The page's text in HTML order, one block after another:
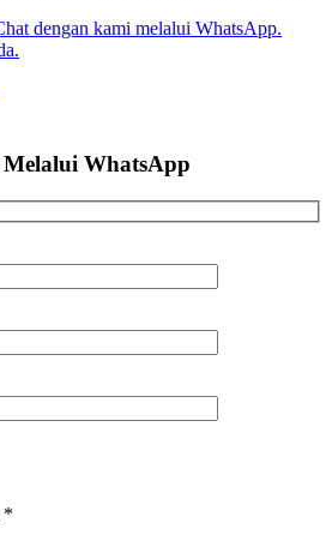
dengan kami melalui WhatsApp.
Melalui WhatsApp
*